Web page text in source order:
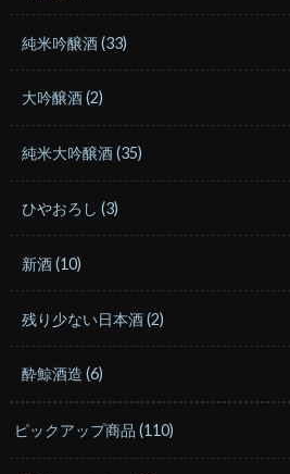
純米吟醸酒(33)
大吟醸酒(2)
純米大吟醸酒(35)
ひやおろし(3)
新酒(10)
残り少ない日本酒(2)
酔鯨酒造(6)
ピックアップ商品(110)